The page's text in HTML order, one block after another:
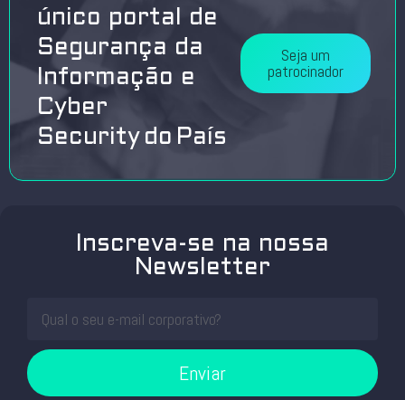
único portal de
Segurança da
Informação e
Cyber
Security do País
Seja um
patrocinador
Inscreva-se na nossa
Newsletter
Enviar